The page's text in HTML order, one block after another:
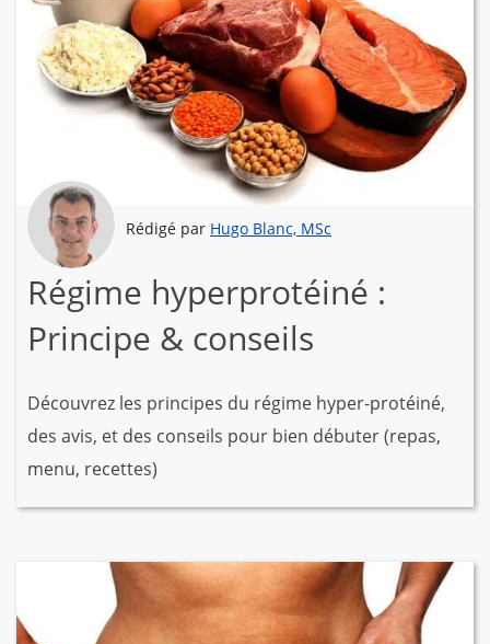
Rédigé par Hugo Blanc, MSc
Régime hyperprotéiné :
Principe & conseils
Découvrez les principes du régime hyper-protéiné,
des avis, et des conseils pour bien débuter (repas,
menu, recettes)